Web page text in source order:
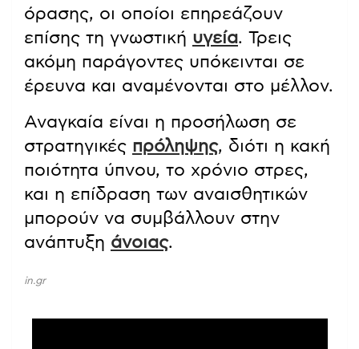
όρασης, οι οποίοι επηρεάζουν
επίσης τη γνωστική υγεία. Τρεις
ακόμη παράγοντες υπόκεινται σε
έρευνα και αναμένονται στο μέλλον.
Αναγκαία είναι η προσήλωση σε
στρατηγικές πρόληψης, διότι η κακή
ποιότητα ύπνου, το χρόνιο στρες,
και η επίδραση των αναισθητικών
μπορούν να συμβάλλουν στην
ανάπτυξη άνοιας.
in.gr